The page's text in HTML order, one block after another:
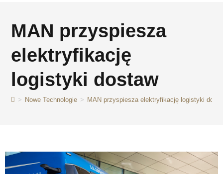
MAN przyspiesza
elektryfikację
logistyki dostaw
> Nowe Technologie > MAN przyspiesza elektryfikację logistyki